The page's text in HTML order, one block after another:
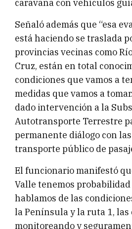
caravana con vehículos
Señaló además que “esa
está haciendo se traslada
provincias vecinas como
Cruz, están en total
condiciones que vamos a
medidas que vamos a
dado intervención a la
Autotransporte Terrestre
permanente diálogo con
transporte público de
El funcionario manifestó
Valle tenemos
hablamos de las
la Península y la ruta 1, las
monitoreando y